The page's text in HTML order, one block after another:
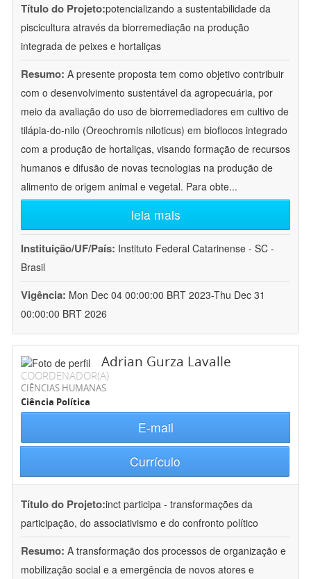
Título do Projeto:potencializando a sustentabilidade da
piscicultura através da biorremediação na produção
integrada de peixes e hortaliças
Resumo: A presente proposta tem como objetivo contribuir
com o desenvolvimento sustentável da agropecuária, por
meio da avaliação do uso de biorremediadores em cultivo de
tilápia-do-nilo (Oreochromis niloticus) em bioflocos integrado
com a produção de hortaliças, visando formação de recursos
humanos e difusão de novas tecnologias na produção de
alimento de origem animal e vegetal. Para obte...
leia mais
Instituição/UF/País: Instituto Federal Catarinense - SC -
Brasil
Vigência: Mon Dec 04 00:00:00 BRT 2023-Thu Dec 31
00:00:00 BRT 2026
Adrian Gurza Lavalle
COORDENADOR(A)
CIÊNCIAS HUMANAS
Ciência Política
E-mail
Currículo
Título do Projeto:inct participa - transformações da
participação, do associativismo e do confronto político
Resumo: A transformação dos processos de organização e
mobilização social e a emergência de novos atores e